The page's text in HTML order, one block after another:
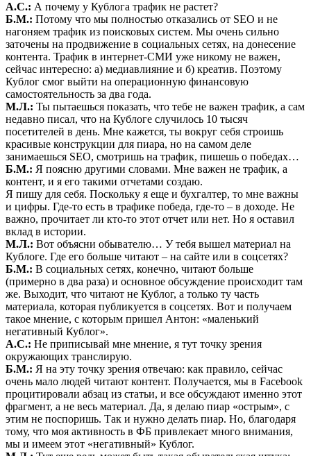
А.С.: А почему у Кублога трафик не растет?
Б.М.: Потому что мы полностью отказались от SEO и не
нагоняем трафик из поисковых систем. Мы очень сильно
заточены на продвижение в социальных сетях, на донесение
контента. Трафик в интернет-СМИ уже никому не важен,
сейчас интересно: а) медиавлияние и б) креатив. Поэтому
Кублог смог выйти на операционную финансовую
самостоятельность за два года.
М.Л.: Ты пытаешься показать, что тебе не важен трафик, а сам
недавно писал, что на Кублоге случилось 10 тысяч
посетителей в день. Мне кажется, ты вокруг себя строишь
красивые конструкции для пиара, но на самом деле
занимаешься SEO, смотришь на трафик, пишешь о победах…
Б.М.: Я поясню другими словами. Мне важен не трафик, а
контент, и я его такими отчетами создаю.
Я пишу для себя. Поскольку я еще и бухгалтер, то мне важны
и цифры. Где-то есть в трафике победа, где-то – в доходе. Не
важно, прочитает ли кто-то этот отчет или нет. Но я оставил
вклад в истории.
М.Л.: Вот объясни обывателю… У тебя вышел материал на
Кублоге. Где его больше читают – на сайте или в соцсетях?
Б.М.: В социальных сетях, конечно, читают больше
(примерно в два раза) и основное обсуждение происходит там
же. Выходит, что читают не Кублог, а только ту часть
материала, которая публикуется в соцсетях. Вот и получаем
такое мнение, с которым пришел Антон: «маленький
негативный Кублог».
А.С.: Не приписывай мне мнение, я тут точку зрения
окружающих транслирую.
Б.М.: Я на эту точку зрения отвечаю: как правило, сейчас
очень мало людей читают контент. Получается, мы в Facebook
процитировали абзац из статьи, и все обсуждают именно этот
фрагмент, а не весь материал. Да, я делаю пиар «острым», с
этим не поспоришь. Так и нужно делать пиар. Но, благодаря
тому, что моя активность в ФБ привлекает много внимания,
мы и имеем этот «негативный» Кублог.